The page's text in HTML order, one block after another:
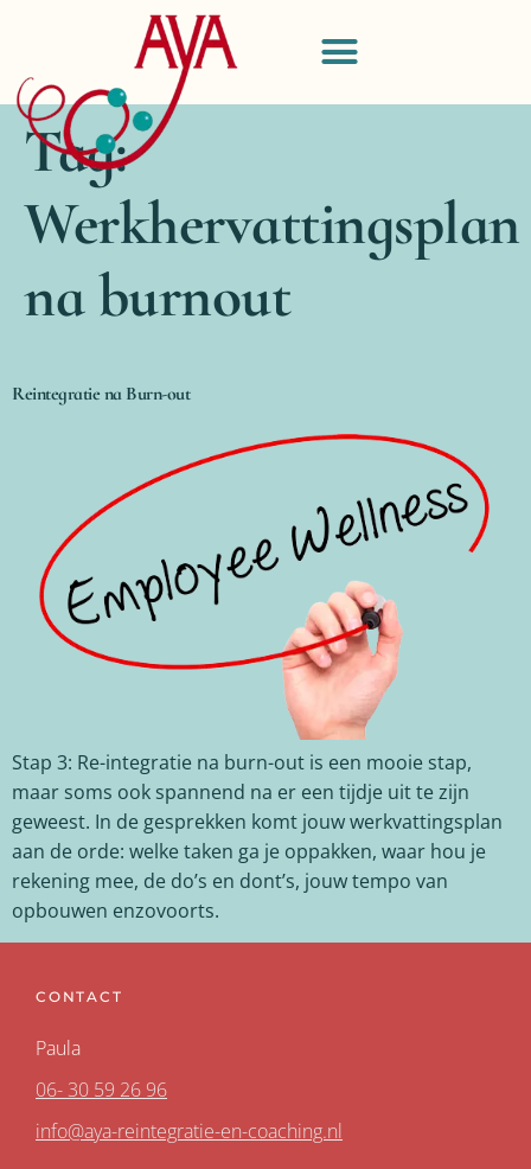
Tag:
Werkhervattingsplan
na burnout
Reintegratie na Burn-out
Stap 3: Re-integratie na burn-out is een mooie stap,
maar soms ook spannend na er een tijdje uit te zijn
geweest. In de gesprekken komt jouw werkvattingsplan
aan de orde: welke taken ga je oppakken, waar hou je
rekening mee, de do’s en dont’s, jouw tempo van
opbouwen enzovoorts.
CONTACT
Paula
06- 30 59 26 96
info@aya-reintegratie-en-coaching.nl